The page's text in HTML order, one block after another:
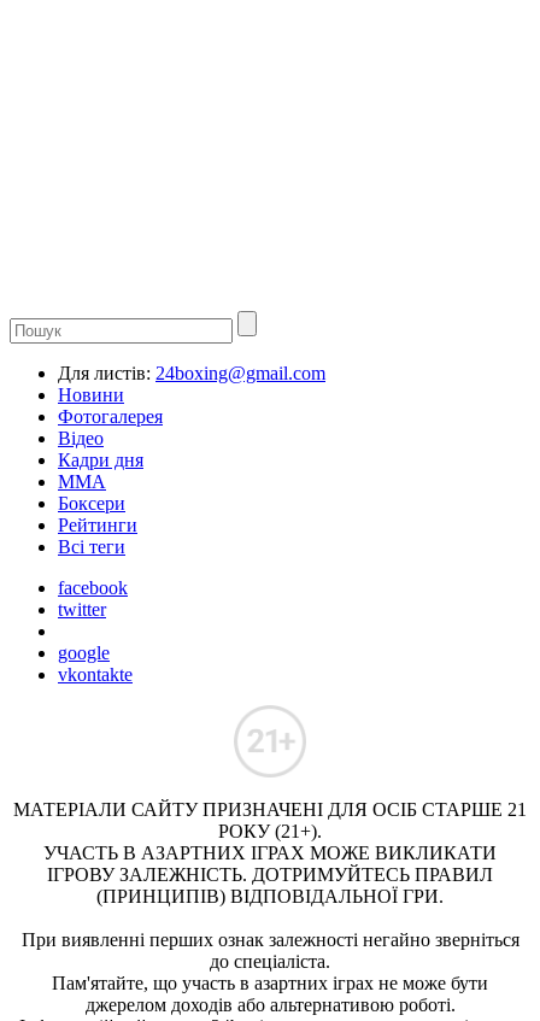
Для листів: 24boxing@gmail.com
Новини
Фотогалерея
Відео
Кадри дня
ММА
Боксери
Рейтинги
Всі теги
facebook
twitter
google
vkontakte
МАТЕРІАЛИ САЙТУ ПРИЗНАЧЕНІ ДЛЯ ОСІБ СТАРШЕ 21
РОКУ (21+).
УЧАСТЬ В АЗАРТНИХ ІГРАХ МОЖЕ ВИКЛИКАТИ
ІГРОВУ ЗАЛЕЖНІСТЬ. ДОТРИМУЙТЕСЬ ПРАВИЛ
(ПРИНЦИПІВ) ВІДПОВІДАЛЬНОЇ ГРИ.
При виявленні перших ознак залежності негайно зверніться
до спеціаліста.
Пам'ятайте, що участь в азартних іграх не може бути
джерелом доходів або альтернативою роботі.